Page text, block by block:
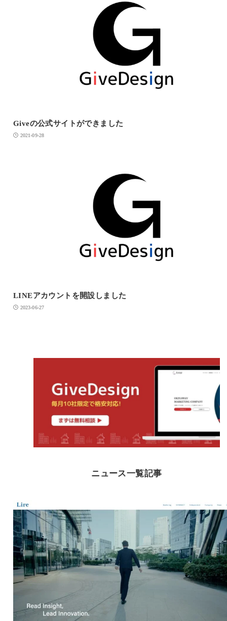
Giveの公式サイトができました
2021-09-28
LINEアカウントを開設しました
2023-06-27
ニュース一覧記事